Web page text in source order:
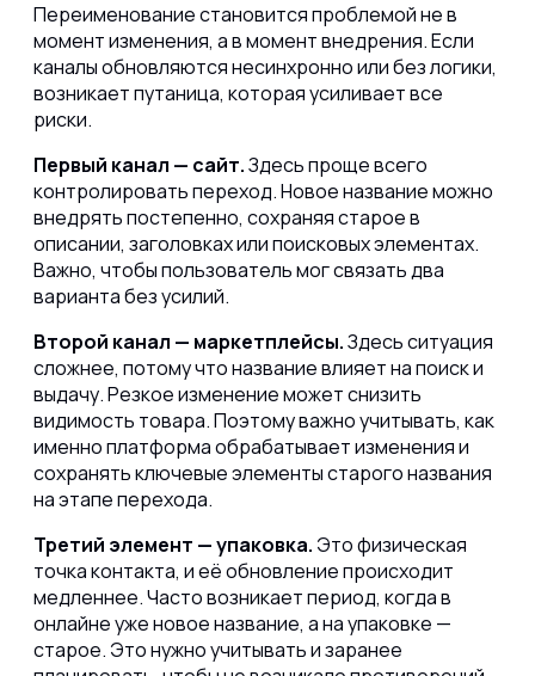
Переименование становится проблемой не в
момент изменения, а в момент внедрения. Если
каналы обновляются несинхронно или без логики,
возникает путаница, которая усиливает все
риски.
Первый канал — сайт.Здесь проще всего
контролировать переход. Новое название можно
внедрять постепенно, сохраняя старое в
описании, заголовках или поисковых элементах.
Важно, чтобы пользователь мог связать два
варианта без усилий.
Второй канал — маркетплейсы.Здесь ситуация
сложнее, потому что название влияет на поиск и
выдачу. Резкое изменение может снизить
видимость товара. Поэтому важно учитывать, как
именно платформа обрабатывает изменения и
сохранять ключевые элементы старого названия
на этапе перехода.
Третий элемент — упаковка. Это физическая
точка контакта, и её обновление происходит
медленнее. Часто возникает период, когда в
онлайне уже новое название, а на упаковке —
старое. Это нужно учитывать и заранее